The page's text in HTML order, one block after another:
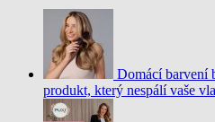
Domácí barvení
produkt, který nespálí vaše